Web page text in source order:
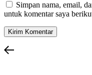
Simpan nama, email,
untuk komentar saya